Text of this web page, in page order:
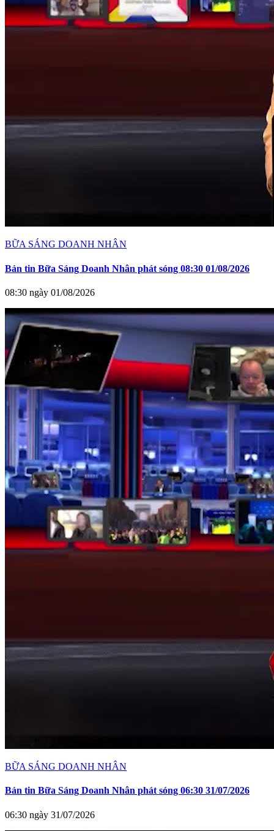
BỮA SÁNG DOANH NHÂN
Bản tin Bữa Sáng Doanh Nhân phát sóng 08:30 01/08/2026
08:30 ngày 01/08/2026
BỮA SÁNG DOANH NHÂN
Bản tin Bữa Sáng Doanh Nhân phát sóng 06:30 31/07/2026
06:30 ngày 31/07/2026